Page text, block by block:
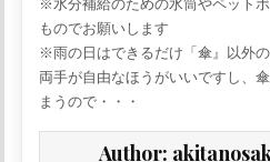
※水分補給のための水筒やペット
ものでお願いします
※雨の日はできるだけ「傘』以外の
両手が自由なほうがいいですし、
まうので・・・
Author: